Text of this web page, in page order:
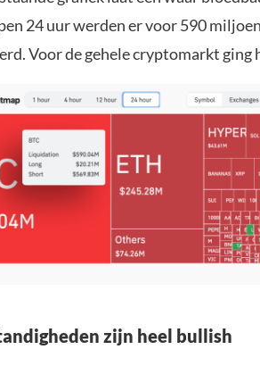
24 uur werden er voor 590
Voor de gehele cryptomarkt ging
zijn heel bullish